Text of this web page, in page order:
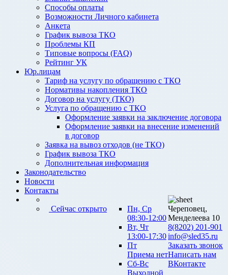
Способы оплаты
Возможности Личного кабинета
Анкета
График вывоза ТКО
Проблемы КП
Типовые вопросы (FAQ)
Рейтинг УК
Юр.лицам
Тариф на услугу по обращению с ТКО
Нормативы накопления ТКО
Договор на услугу (ТКО)
Услуга по обращению с ТКО
Оформление заявки на заключение договора
Оформление заявки на внесение изменений
в договор
Заявка на вывоз отходов (не ТКО)
График вывоза ТКО
Дополнительная информация
Законодательство
Новости
Контакты
Сейчас открыто
Пн, Ср
08:30-12:00
Вт, Чт
13:00-17:30
Пт
Приема нет
Сб-Вс
Выходной
Череповец,
Менделеева 10
8(8202) 201-901
info@sled35.ru
Заказать звонок
Написать нам
ВКонтакте